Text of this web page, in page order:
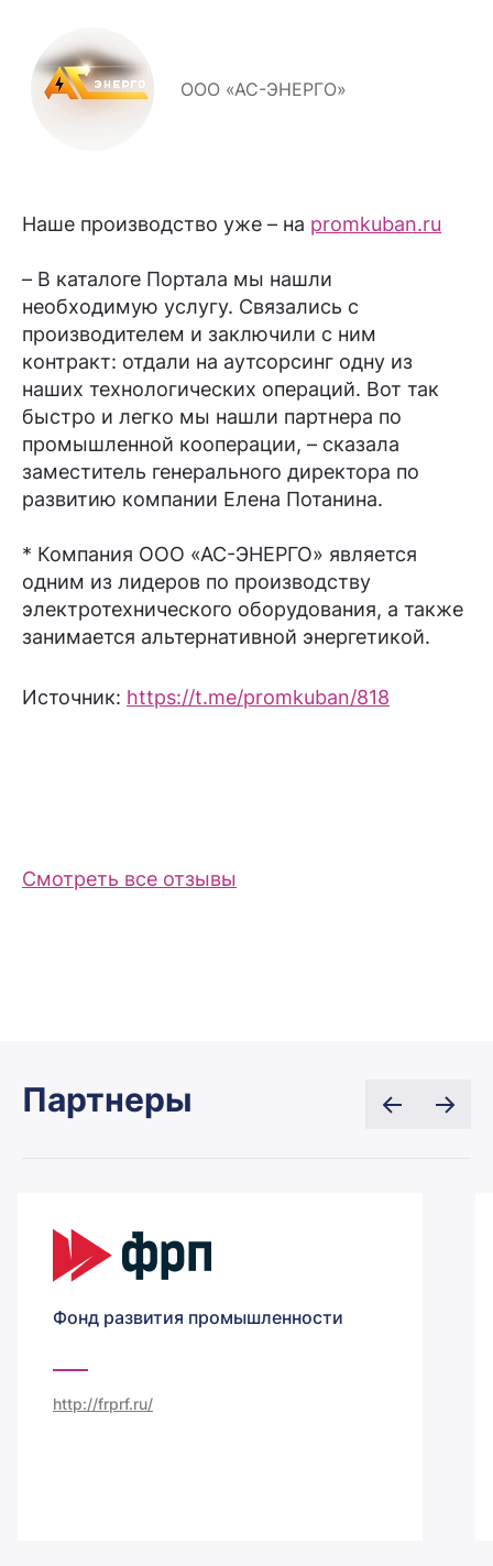
ООО «АС-ЭНЕРГО»
Наше производство уже – на promkuban.ru
– В каталоге Портала мы нашли
необходимую услугу. Связались с
производителем и заключили с ним
контракт: отдали на аутсорсинг одну из
наших технологических операций. Вот так
быстро и легко мы нашли партнера по
промышленной кооперации, – сказала
заместитель генерального директора по
развитию компании Елена Потанина.
* Компания ООО «АС-ЭНЕРГО» является
одним из лидеров по производству
электротехнического оборудования, а также
занимается альтернативной энергетикой.
Источник: https://t.me/promkuban/818
Смотреть все отзывы
Партнеры
Фонд развития промышленности
http://frprf.ru/